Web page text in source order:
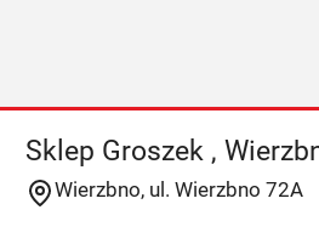
Sklep Groszek ,
Wierzbno, ul. Wierzbno 72A